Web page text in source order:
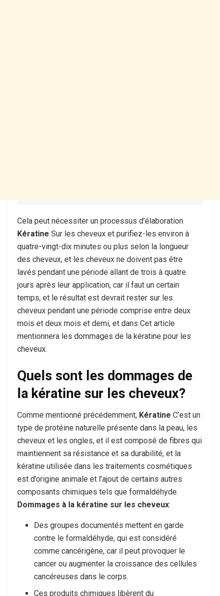
Cela peut nécessiter un processus d’élaboration
Kératine Sur les cheveux et purifiez-les environ à
quatre-vingt-dix minutes ou plus selon la longueur
des cheveux, et les cheveux ne doivent pas être
lavés pendant une période allant de trois à quatre
jours après leur application, car il faut un certain
temps, et le résultat est devrait rester sur les
cheveux pendant une période comprise entre deux
mois et deux mois et demi, et dans Cet article
mentionnera les dommages de la kératine pour les
cheveux.
Quels sont les dommages de
la kératine sur les cheveux?
Comme mentionné précédemment, Kératine C’est un
type de protéine naturelle présente dans la peau, les
cheveux et les ongles, et il est composé de fibres qui
maintiennent sa résistance et sa durabilité, et la
kératine utilisée dans les traitements cosmétiques
est d’origine animale et l’ajout de certains autres
composants chimiques tels que formaldéhyde.
Dommages à la kératine sur les cheveux:
Des groupes documentés mettent en garde
contre le formaldéhyde, qui est considéré
comme cancérigène, car il peut provoquer le
cancer ou augmenter la croissance des cellules
cancéreuses dans le corps.
Ces produits chimiques libèrent du